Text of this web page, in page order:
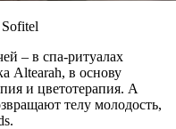
– в спа-ритуалах
Altearah, в основу
и цветотерапия. А
телу молодость,